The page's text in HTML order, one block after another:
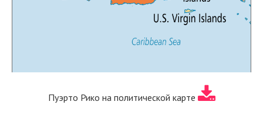
Пуэрто Рико на политической карте